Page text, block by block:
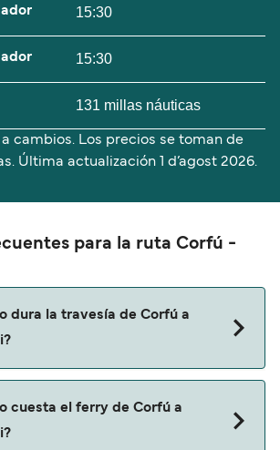
15:30
15:30
131 millas náuticas
cambios. Los precios se toman de
Última actualización
1 d’agost 2026.
para la ruta Corfú -
dura la travesía de Corfú a
aproximadamente 6 horas 30
cuesta el ferry de Corfú a